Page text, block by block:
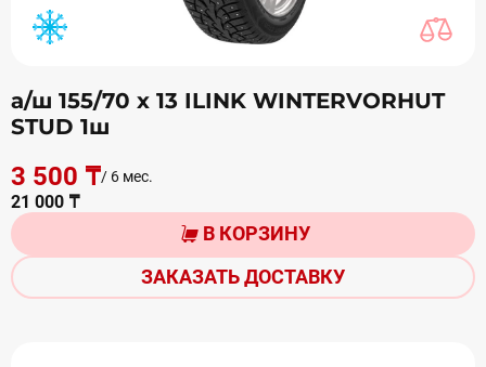
а/ш 155/70 х 13 ILINK WINTERVORHUT
STUD 1ш
3 500 ₸/ 6 мес.
21 000 ₸
В КОРЗИНУ
ЗАКАЗАТЬ ДОСТАВКУ